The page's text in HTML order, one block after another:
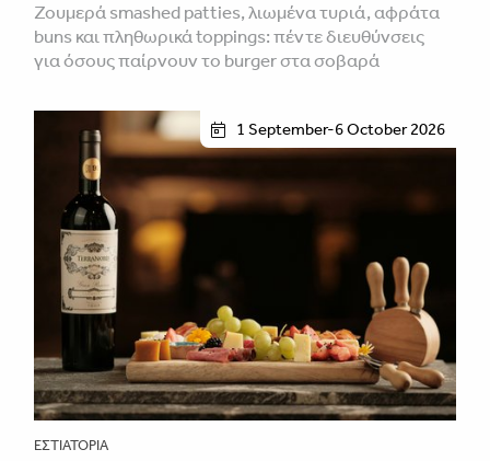
Ζουμερά smashed patties, λιωμένα τυριά, αφράτα
buns και πληθωρικά toppings: πέντε διευθύνσεις
για όσους παίρνουν το burger στα σοβαρά
1 September-6 October 2026
ΕΣΤΙΑΤΌΡΙΑ